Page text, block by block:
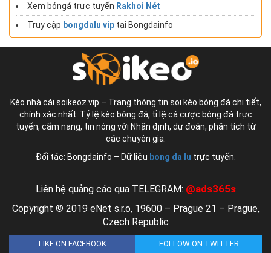
Xem bóngá trực tuyến Rakhoi Nét
Truy cập bongdalu vip tại Bongdainfo
Kèo nhà cái soikeoz.vip – Trang thông tin soi kèo bóng đá chi tiết,
chính xác nhất. Tỷ lệ kèo bóng đá, tỉ lệ cá cược bóng đá trực
tuyến, cẩm nang, tin nóng với Nhận định, dự đoán, phân tích từ
các chuyên gia.
Đối tác: Bongdainfo – Dữ liệu bong da lu trực tuyến.
Liên hệ quảng cáo qua TELEGRAM: @ads365s
Copyright © 2019 eNet s.r.o, 19600 – Prague 21 – Prague,
Czech Republic
LIKE ON FACEBOOK FOLLOW ON TWITTER